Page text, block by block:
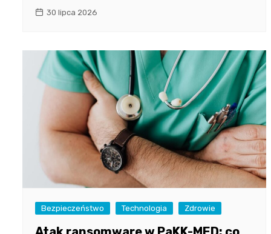
30 lipca 2026
Bezpieczeństwo Technologia Zdrowie